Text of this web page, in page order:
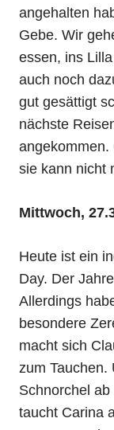
angehalten
Gebe. Wir
essen, ins
auch noch
gut gesättigt
nächste
angekommen.
sie kann nicht
Mittwoch,
Heute ist ein
Day. Der
Allerdings
besondere
macht sich
zum
Schnorchel
taucht Carina